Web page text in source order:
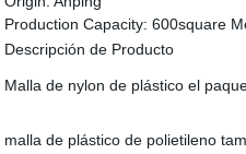
Production Capacity: 600square
Descripción de Producto
Malla de nylon de plástico el
malla de plástico de polietileno